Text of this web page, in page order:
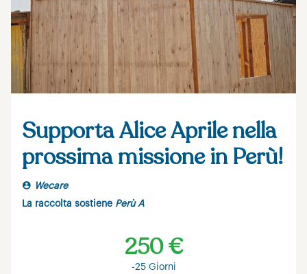
Supporta Alice Aprile nella
prossima missione in Perù!
Wecare
La raccolta sostiene Perù A
250 €
-25 Giorni